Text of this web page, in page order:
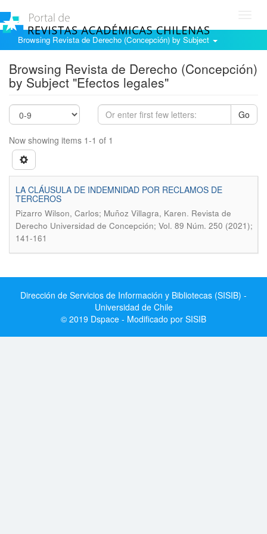
Browsing Revista de Derecho (Concepción) by Subject
Browsing Revista de Derecho (Concepción)
by Subject "Efectos legales"
Go
Now showing items 1-1 of 1
LA CLÁUSULA DE INDEMNIDAD POR RECLAMOS DE
TERCEROS
Pizarro Wilson, Carlos; Muñoz Villagra, Karen. Revista de
Derecho Universidad de Concepción; Vol. 89 Núm. 250 (2021);
141-161
Dirección de Servicios de Información y Bibliotecas (SISIB) -
Universidad de Chile
© 2019 Dspace - Modificado por SISIB